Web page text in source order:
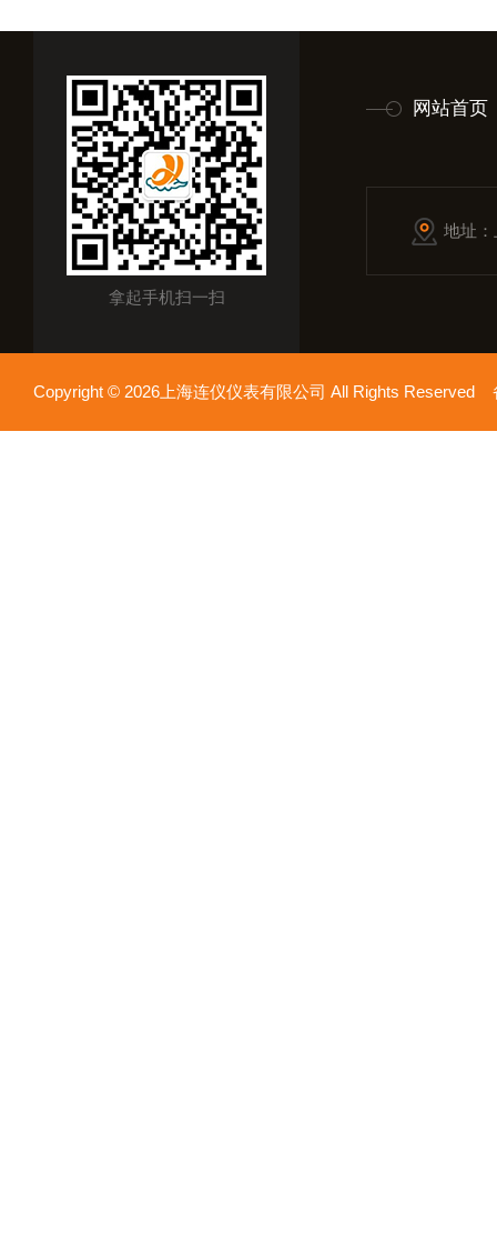
拿起手机扫一扫
网站首页
地址
Copyright © 2026上海连仪仪表有限公司 All Rights Reserved